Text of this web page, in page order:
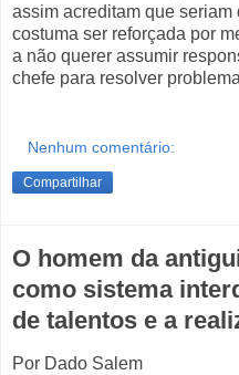
assim acreditam que
costuma ser reforçada por
a não querer assumir
chefe para resolver
Nenhum comentário:
Compartilhar
O homem da
como sistema
de talentos e a
Por Dado Salem